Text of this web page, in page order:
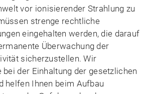
vor ionisierender Strahlung zu
strenge rechtliche
eingehalten werden, die darauf
Überwachung der
sicherzustellen. Wir
bei der Einhaltung der gesetzlichen
helfen Ihnen beim Aufbau